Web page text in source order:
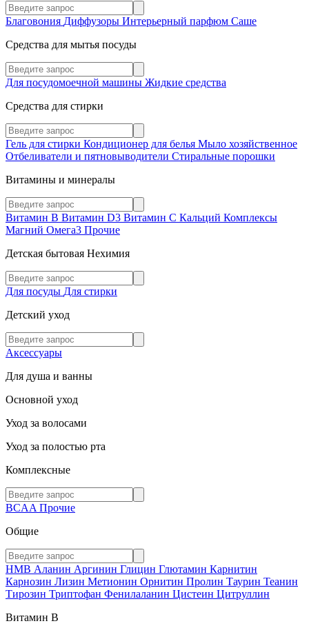
Благовония Диффузоры Интерьерный парфюм Саше
Средства для мытья посуды
Для посудомоечной машины Жидкие средства
Средства для стирки
Гель для стирки Кондиционер для белья Мыло хозяйственное
Отбеливатели и пятновыводители Стиральные порошки
Витамины и минералы
Витамин В Витамин D3 Витамин С Кальций Комплексы
Магний Омега3 Прочие
Детская бытовая Нехимия
Для посуды Для стирки
Детский уход
Аксессуары
Для душа и ванны
Основной уход
Уход за волосами
Уход за полостью рта
Комплексные
BCAA Прочие
Общие
HMB Аланин Аргинин Глицин Глютамин Карнитин
Карнозин Лизин Метионин Орнитин Пролин Таурин Теанин
Тирозин Триптофан Фенилаланин Цистеин Цитруллин
Витамин В